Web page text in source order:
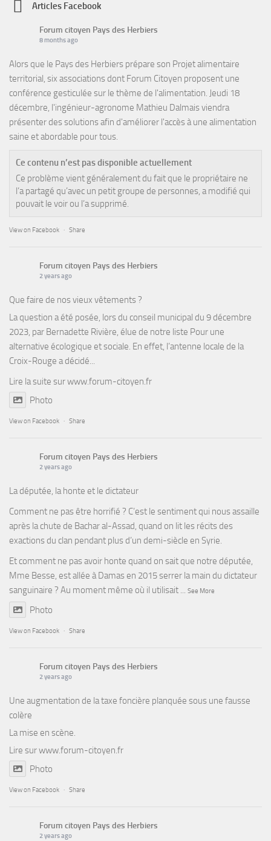
Articles Facebook
Forum citoyen Pays des Herbiers
8 months ago
Alors que le Pays des Herbiers prépare son Projet alimentaire
territorial, six associations dont Forum Citoyen proposent une
conférence gesticulée sur le thème de l'alimentation. Jeudi 18
décembre, l'ingénieur-agronome Mathieu Dalmais viendra
présenter des solutions afin d'améliorer l'accès à une alimentation
saine et abordable pour tous.
Ce contenu n’est pas disponible actuellement
Ce problème vient généralement du fait que le propriétaire ne
l’a partagé qu’avec un petit groupe de personnes, a modifié qui
pouvait le voir ou l’a supprimé.
View on Facebook · Share
Forum citoyen Pays des Herbiers
2 years ago
Que faire de nos vieux vêtements ?
La question a été posée, lors du conseil municipal du 9 décembre
2023, par Bernadette Rivière, élue de notre liste Pour une
alternative écologique et sociale. En effet, l’antenne locale de la
Croix-Rouge a décidé...
Lire la suite surwww.forum-citoyen.fr
Photo
View on Facebook · Share
Forum citoyen Pays des Herbiers
2 years ago
La députée, la honte et le dictateur
Comment ne pas être horrifié ? C’est le sentiment qui nous assaille
après la chute de Bachar al-Assad, quand on lit les récits des
exactions du clan pendant plus d’un demi-siècle en Syrie.
Et comment ne pas avoir honte quand on sait que notre députée,
Mme Besse, est allée à Damas en 2015 serrer la main du dictateur
sanguinaire ? Au moment même où il utilisait ... See More
Photo
View on Facebook · Share
Forum citoyen Pays des Herbiers
2 years ago
Une augmentation de la taxe foncière planquée sous une fausse
colère
La mise en scène.
Lire surwww.forum-citoyen.fr
Photo
View on Facebook · Share
Forum citoyen Pays des Herbiers
2 years ago